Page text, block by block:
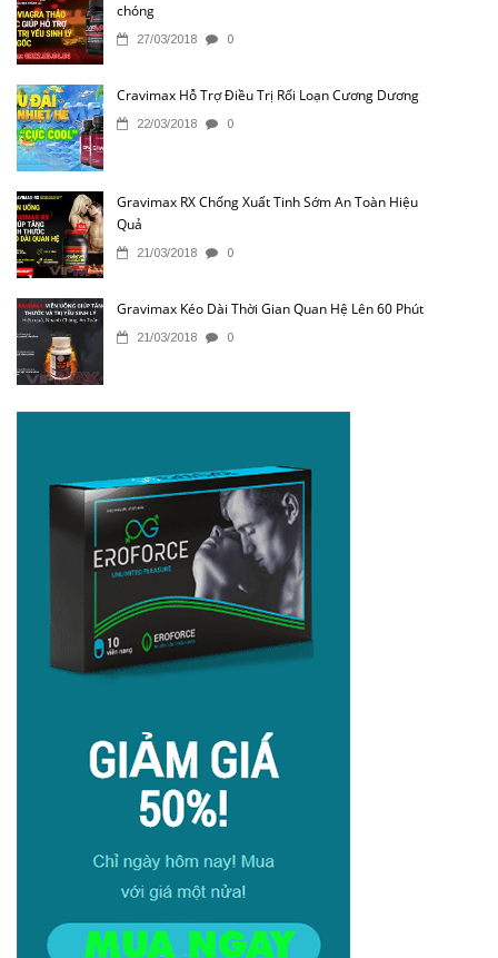
chóng
27/03/2018 0
Cravimax Hỗ Trợ Điều Trị Rối Loạn Cương Dương
22/03/2018 0
Gravimax RX Chống Xuất Tinh Sớm An Toàn Hiệu
Quả
21/03/2018 0
Gravimax Kéo Dài Thời Gian Quan Hệ Lên 60 Phút
21/03/2018 0